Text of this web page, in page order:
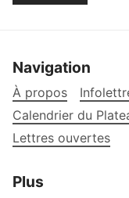
Navigation
À propos
Calendrier du
Lettres ouvertes
Plus